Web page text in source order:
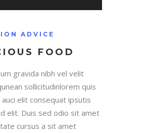
ADVICE
FOOD
gravida nibh vel velit
sollicitudinlorem quis
elit consequat ipsutis
elit. Duis sed odio sit amet
cursus a sit amet